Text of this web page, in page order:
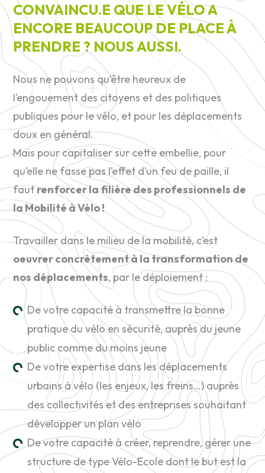
CONVAINCU.E QUE LE VÉLO A
ENCORE BEAUCOUP DE PLACE À
PRENDRE ? NOUS AUSSI.
Nous ne pouvons qu’être heureux de
l’engouement des citoyens et des politiques
publiques pour le vélo, et pour les déplacements
doux en général.
Mais pour capitaliser sur cette embellie, pour
qu’elle ne fasse pas l’effet d’un feu de paille, il
fautrenforcer la filière des professionnels de
la Mobilité à Vélo !
Travailler dans le milieu de la mobilité, c’est
oeuvrer concrètement à la transformation de
nos déplacements, par le déploiement :
De votre capacité à transmettre la bonne
pratique du vélo en sécurité, auprès du jeune
public comme du moins jeune
De votre expertise dans les déplacements
urbains à vélo (les enjeux, les freins…) auprès
des collectivités et des entreprises souhaitant
développer un plan vélo
De votre capacité à créer, reprendre, gérer une
structure de type Vélo-Ecole dont le but est la